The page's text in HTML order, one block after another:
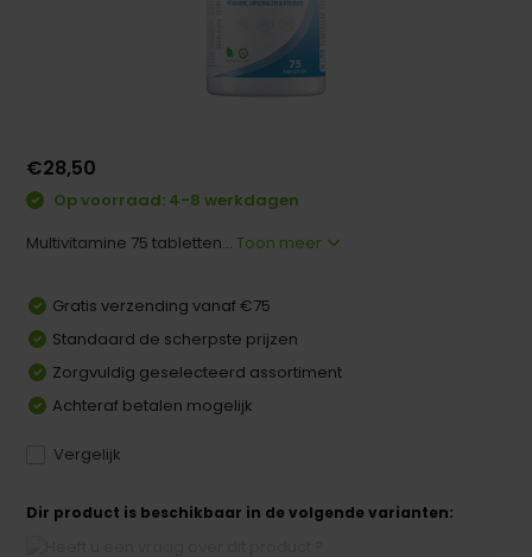
€28,50
Op voorraad: 4-8 werkdagen
Multivitamine 75 tabletten...Toon meer
Gratis verzending vanaf €75
Standaard de scherpste prijzen
Zorgvuldig geselecteerd assortiment
Achteraf betalen mogelijk
Vergelijk
Dir product is beschikbaar in de volgende varianten: